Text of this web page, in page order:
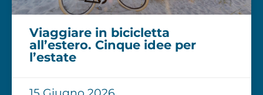
Viaggiare in bicicletta
all’estero. Cinque idee per
l’estate